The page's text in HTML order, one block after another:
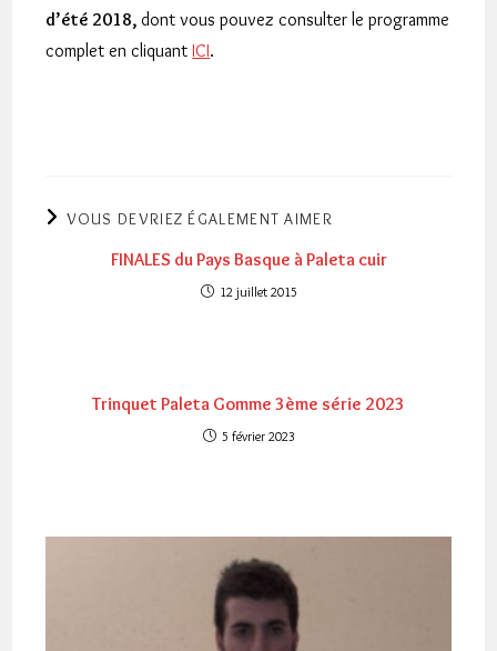
d’été 2018, dont vous pouvez consulter le programme
complet en cliquantICI.
VOUS DEVRIEZ ÉGALEMENT AIMER
FINALES du Pays Basque à Paleta cuir
12 juillet 2015
Trinquet Paleta Gomme 3ème série 2023
5 février 2023